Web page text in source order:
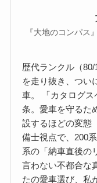
『大地のコンパス
歴代ランクル（80/
を走り抜き、つい
車。 「カタログ
条。愛車を守るた
設するほどの変態
備士視点で、200
系の「納車直後の
言わない不都合な
たの愛車選び、私